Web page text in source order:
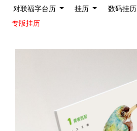
对联福字台历 挂历
数码挂历
专版挂历